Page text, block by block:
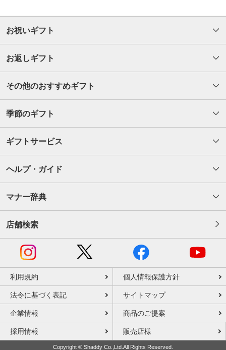
お祝いギフト
お返しギフト
その他のおすすめギフト
季節のギフト
ギフトサービス
ヘルプ・ガイド
マナー辞典
店舗検索
利用規約 個人情報保護方針
法令に基づく表記 サイトマップ
企業情報 商品のご提案
採用情報 販売店様
Copyright © Shaddy Co.,Ltd.All Rights Reserved.